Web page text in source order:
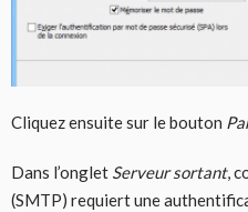
Cliquez ensuite sur le bouton
Dans l’onglet Serveur sortant,
(SMTP) requiert une